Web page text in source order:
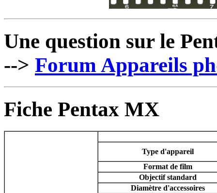
Une question sur le
--> Forum Appareils
Fiche Pentax MX
Type d'appareil
Format de film
Objectif standard
Diamètre d'accessoires